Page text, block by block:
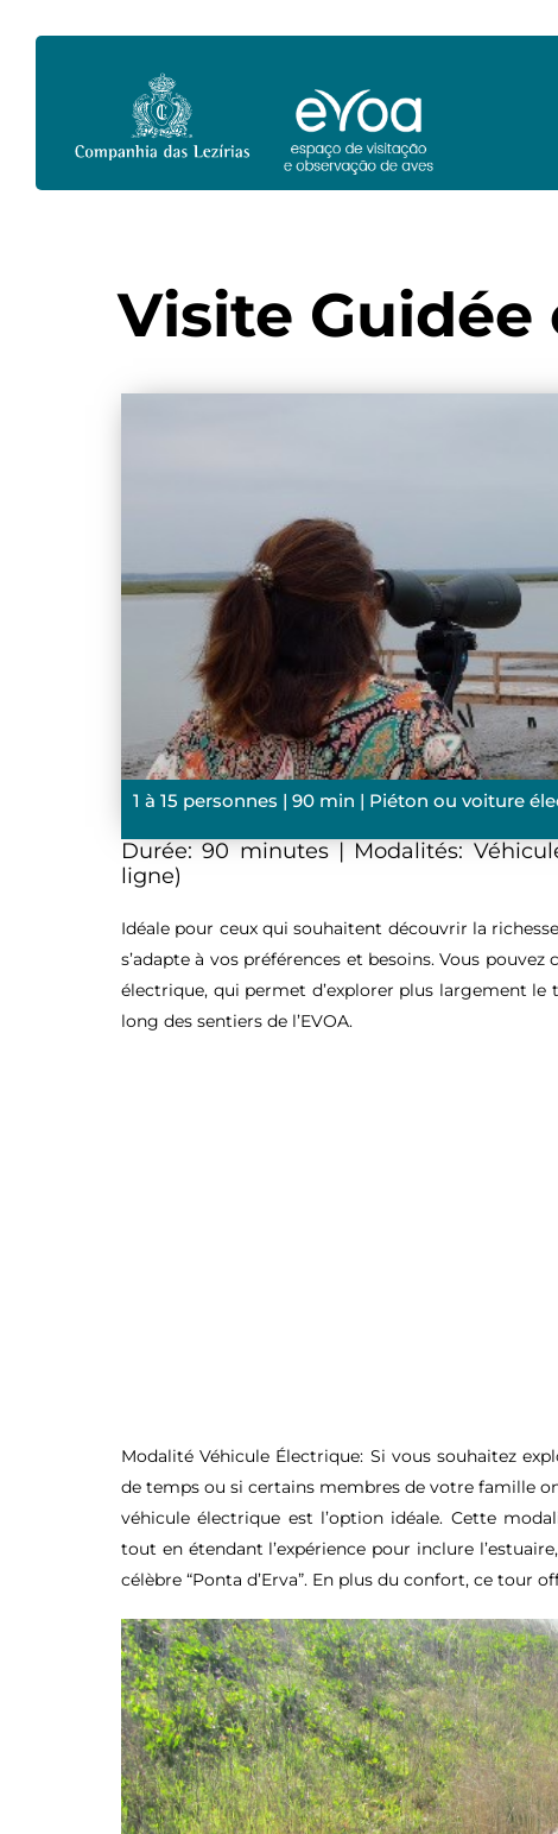
Visite Guidée
1 à 15 personnes | 90 min | Piéton ou voiture
Durée: 90 minutes | Modalités:
ligne)
Idéale pour ceux qui souhaitent découvrir la
s’adapte à vos préférences et besoins. Vous
électrique, qui permet d’explorer plus largement
long des sentiers de l’EVOA.
Modalité Véhicule Électrique: Si vous souhaitez
de temps ou si certains membres de votre famille
véhicule électrique est l’option idéale. Cette
tout en étendant l’expérience pour inclure
célèbre “Ponta d’Erva”. En plus du confort, ce tour